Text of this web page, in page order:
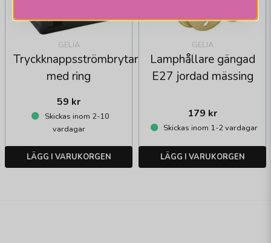
GELIA
Tryckknappsströmbrytare
med ring
59 kr
Skickas inom 2-10
vardagar
LÄGG I VARUKORGEN
GELIA
Lamphållare gängad
E27 jordad mässing
179 kr
Skickas inom 1-2 vardagar
LÄGG I VARUKORGEN